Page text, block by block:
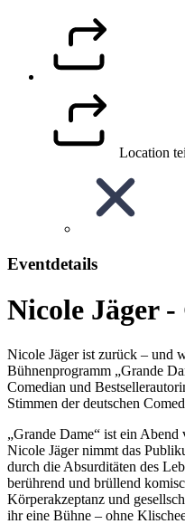
Location
Eventdetails
Nicole Jäger
Nicole Jäger ist zurück – und
Bühnenprogramm „Grande
Comedian und
Stimmen der deutschen
„Grande Dame“ ist ein
Nicole Jäger nimmt das
durch die Absurditäten des
berührend und brüllend
Körperakzeptanz und
ihr eine Bühne – ohne